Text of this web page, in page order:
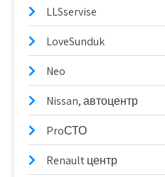
LLSservise
LoveSunduk
Neo
Nissan, автоцентр
ProСТО
Renault центр